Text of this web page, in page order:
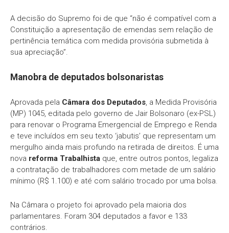
A decisão do Supremo foi de que “não é compatível com a
Constituição a apresentação de emendas sem relação de
pertinência temática com medida provisória submetida à
sua apreciação”.
Manobra de deputados bolsonaristas
Aprovada pela Câmara dos Deputados, a Medida Provisória
(MP) 1045, editada pelo governo de Jair Bolsonaro (ex-PSL)
para renovar o Programa Emergencial de Emprego e Renda
e teve incluídos em seu texto ‘jabutis’ que representam um
mergulho ainda mais profundo na retirada de direitos. É uma
nova reforma Trabalhista que, entre outros pontos, legaliza
a contratação de trabalhadores com metade de um salário
mínimo (R$ 1.100) e até com salário trocado por uma bolsa.
Na Câmara o projeto foi aprovado pela maioria dos
parlamentares. Foram 304 deputados a favor e 133
contrários.